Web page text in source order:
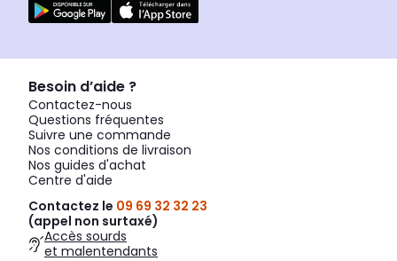
Besoin d’aide ?
Contactez-nous
Questions fréquentes
Suivre une commande
Nos conditions de livraison
Nos guides d'achat
Centre d'aide
Contactez le 09 69 32 32 23
(appel non surtaxé)
Accès sourds
et malentendants